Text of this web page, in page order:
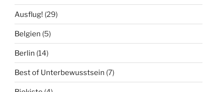
Ausflug! (29)
Belgien (5)
Berlin (14)
Best of Unterbewusstsein (7)